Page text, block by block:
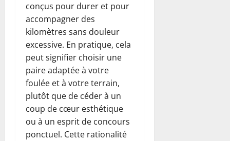
conçus pour durer et pour
accompagner des
kilomètres sans douleur
excessive. En pratique, cela
peut signifier choisir une
paire adaptée à votre
foulée et à votre terrain,
plutôt que de céder à un
coup de cœur esthétique
ou à un esprit de concours
ponctuel. Cette rationalité